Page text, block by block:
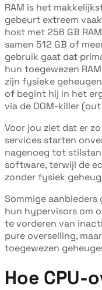
RAM is het
gebeurt extreem
host met 256 GB
samen 512 GB of
gebruik gaat dat
hun toegewezen
zijn fysieke
of begint hij in het
via de OOM-killer
Voor jou ziet dat er
services starten
nagenoeg tot
software, terwijl de
zonder fysiek
Sommige
hun hypervisors om
te vorderen van
pure overselling,
toegewezen
Hoe